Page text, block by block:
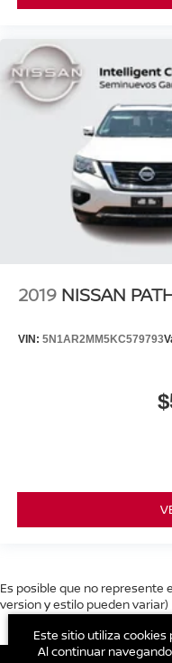
2019 NISSAN
VIN: 5N1AR2MM5KC579793
Es posible que no represente
version y estilo pueden variar)
Este sitio utiliza
Al continuar